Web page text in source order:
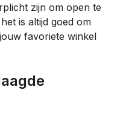
zijn om open te
is altijd goed om
favoriete winkel